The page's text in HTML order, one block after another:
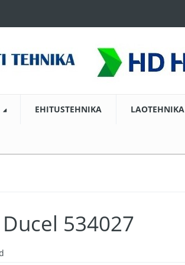
EHITUSTEHNIKA LAOTEHNIKA
534027